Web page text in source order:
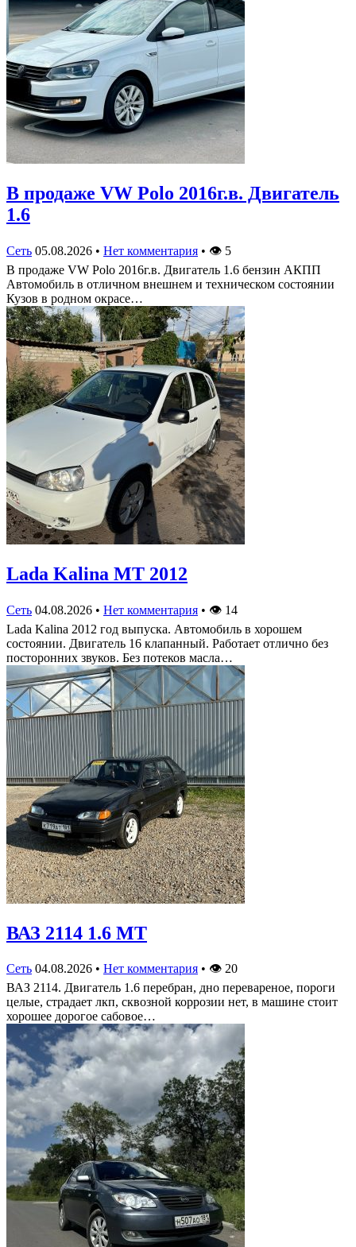
В продаже VW Polo 2016г.в. Двигатель
1.6
Сеть 05.08.2026 • Нет комментария • 👁 5
В продаже VW Polo 2016г.в. Двигатель 1.6 бензин АКПП
Автомобиль в отличном внешнем и техническом состоянии
Кузов в родном окрасе…
Lada Kalina МТ 2012
Сеть 04.08.2026 • Нет комментария • 👁 14
Lada Kalina 2012 год выпуска. Автомобиль в хорошем
состоянии. Двигатель 16 клапанный. Работает отлично без
посторонних звуков. Без потеков масла…
ВАЗ 2114 1.6 MT
Сеть 04.08.2026 • Нет комментария • 👁 20
ВАЗ 2114. Двигатель 1.6 перебран, дно перевареное, пороги
целые, страдает лкп, сквозной коррозии нет, в машине стоит
хорошее дорогое сабовое…